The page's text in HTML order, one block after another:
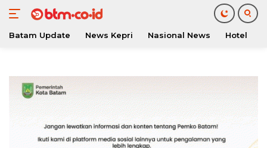
konten
Batam Update News Kepri Nasional News Hotel